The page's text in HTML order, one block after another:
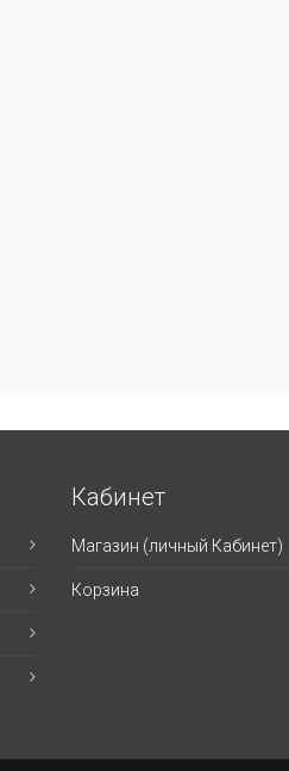
Кабинет
Магазин (личный Кабинет)
Корзина